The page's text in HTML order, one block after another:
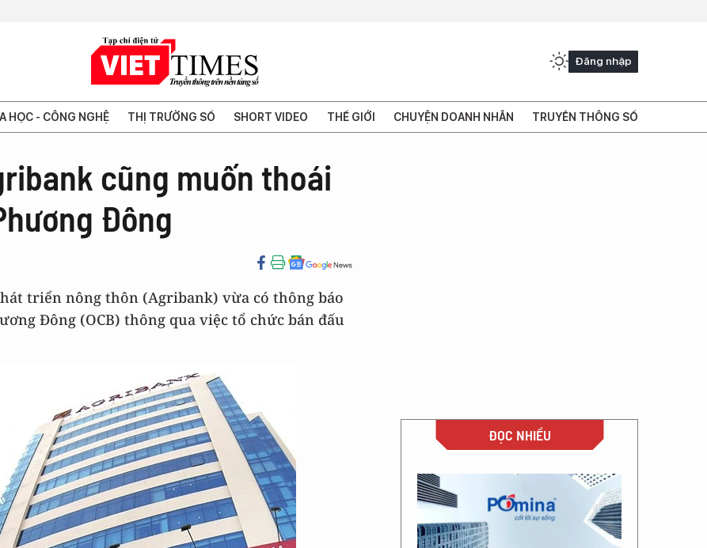
Đăng nhập
HỌC - CÔNG NGHỆ THỊ TRƯỜNG SỐ SHORT VIDEO THẾ GIỚI CHUYỆN DOANH NHÂN TRUYỀN THÔNG SỐ
cũng muốn thoái
Đông
triển nông thôn (Agribank) vừa có thông báo
Đông (OCB) thông qua việc tổ chức bán đấu
ĐỌC NHIỀU